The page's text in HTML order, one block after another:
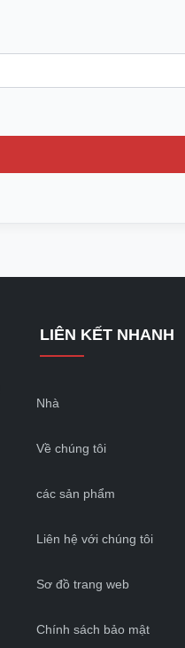
LIÊN KẾT NHANH
Nhà
Về chúng tôi
các sản phẩm
Liên hệ với chúng tôi
Sơ đồ trang web
Chính sách bảo mật